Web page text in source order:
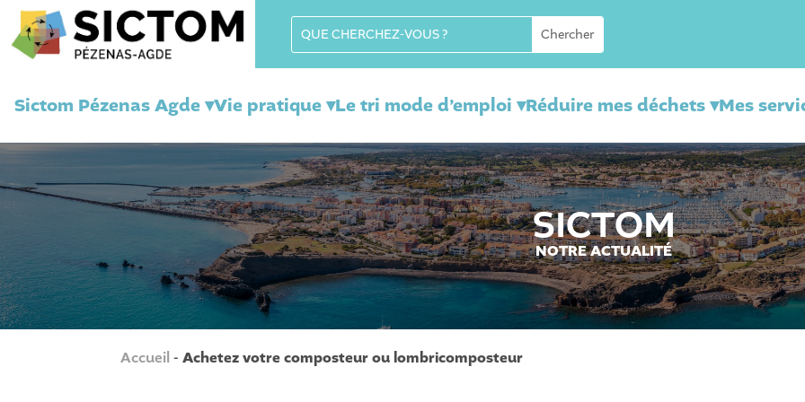
Sictom Pézenas Agde ▾Vie pratique ▾Le tri mode d’emploi ▾Réduire mes déchets ▾Mes
SICTOM
NOTRE ACTUALITÉ
Accueil -Achetez votre composteur ou lombricomposteur